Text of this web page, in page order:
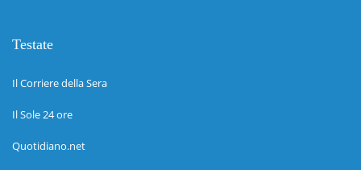
Testate
Il Corriere della Sera
Il Sole 24 ore
Quotidiano.net